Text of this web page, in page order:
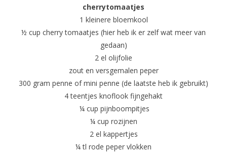
cherrytomaatjes
1 kleinere bloemkool
½ cup cherry tomaatjes (hier heb ik er zelf wat meer van
gedaan)
2 el olijfolie
zout en versgemalen peper
300 gram penne of mini penne (de laatste heb ik gebruikt)
4 teentjes knoflook fijngehakt
¼ cup pijnboompitjes
¼ cup rozijnen
2 el kappertjes
¼ tl rode peper vlokken